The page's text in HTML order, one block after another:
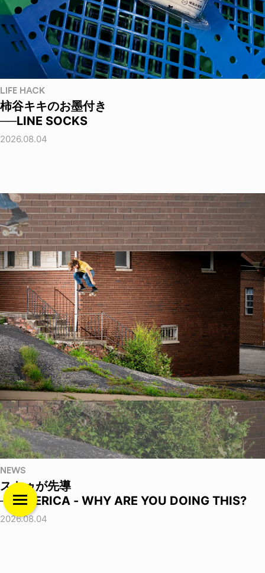
LIFE HACK
柿谷キキのお墨付き
──LINE SOCKS
2026.08.04
NEWS
ストゥが先導
──EMERICA - WHY ARE YOU DOING THIS?
2026.08.04